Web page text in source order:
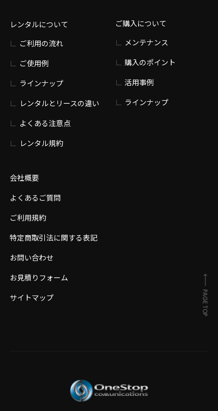
レンタルについて
ご利用の流れ
ご使用例
ラインナップ
レンタルとリースの違い
よくある注意点
レンタル規約
会社概要
よくあるご質問
ご利用規約
特定商取引法に関する表記
お問い合わせ
お見積りフォーム
サイトマップ
ご購入について
メンテナンス
購入のポイント
活用事例
ラインナップ
PAGE TOP